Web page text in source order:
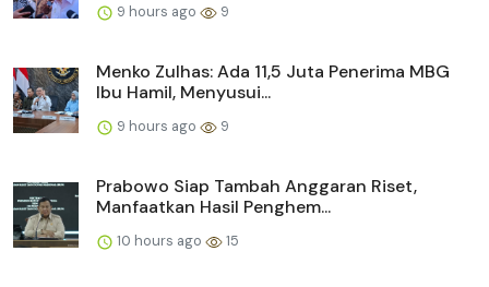
9 hours ago 9
Menko Zulhas: Ada 11,5 Juta Penerima MBG
Ibu Hamil, Menyusui...
9 hours ago 9
Prabowo Siap Tambah Anggaran Riset,
Manfaatkan Hasil Penghem...
10 hours ago 15